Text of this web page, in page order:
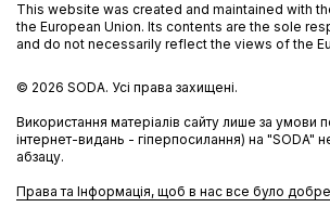
This website was created and maintained with
the European Union. Its contents are the sole
and do not necessarily reflect the views of the
© 2026 SODA. Усі права захищені.
Використання матеріалів сайту лише за умови
інтернет-видань - гіперпосилання) на "SODA"
абзацу.
Права та Інформація, щоб в нас все було добре